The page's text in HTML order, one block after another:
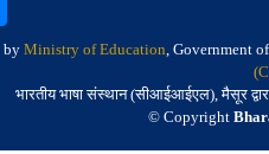
byMinistry of Education, Government
भारतीय भाषा संस्थान (सीआईआईएल), मैसूर
© Copyright